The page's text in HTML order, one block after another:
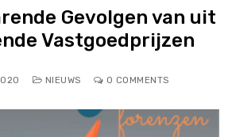
Gevolgen van uit
Vastgoedprijzen
NIEUWS 0 COMMENTS